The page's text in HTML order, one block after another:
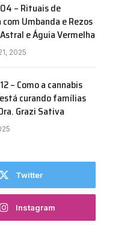
– Rituais de
Umbanda e Rezos
e Águia Vermelha
2025
– Como a cannabis
curando famílias
Grazi Sativa
Twitter
Instagram